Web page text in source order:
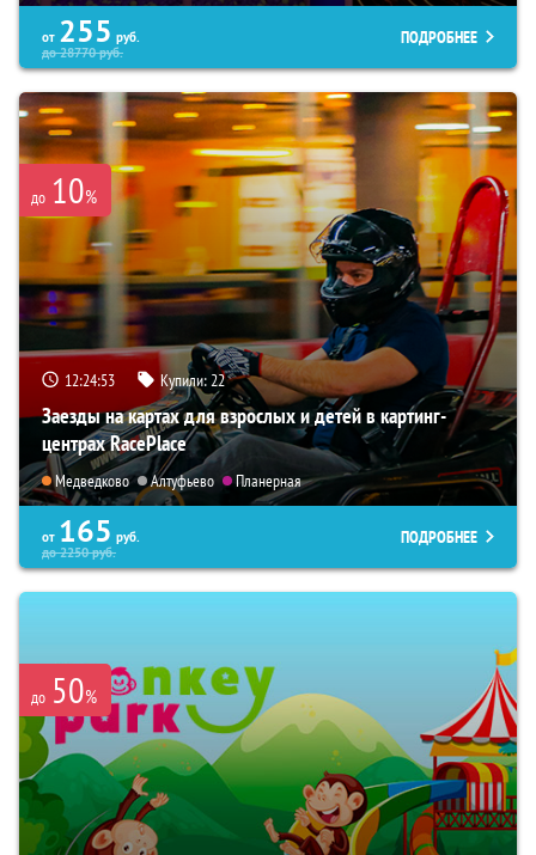
от 255 руб.
до28770руб.
ПОДРОБНЕЕ
до 10%
12:24:51 Купили:22
Заезды на картах для взрослых и детей в картинг-
центрах RacePlace
Медведково Алтуфьево Планерная
от 165 руб.
до2250руб.
ПОДРОБНЕЕ
до 50%